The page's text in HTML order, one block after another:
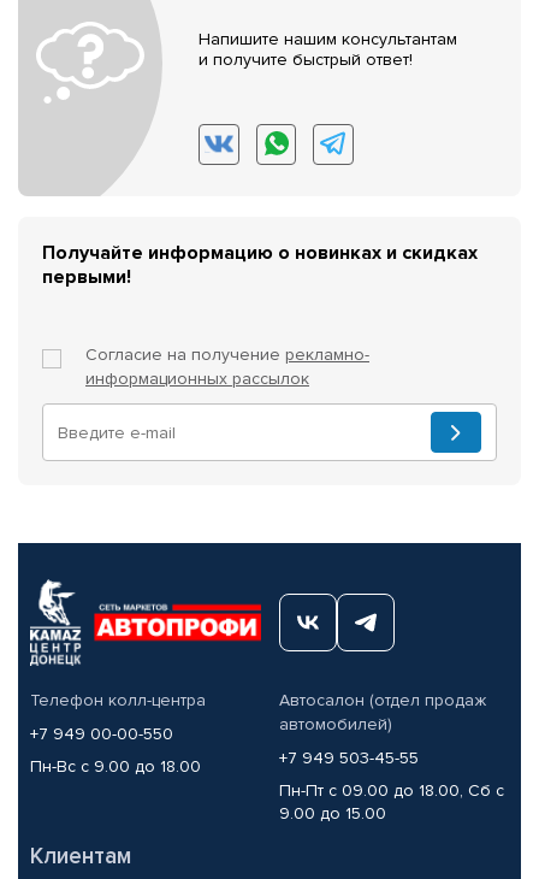
Напишите нашим консультантам
и получите быстрый ответ!
Получайте информацию о новинках и скидках
первыми!
Согласие на получение рекламно-
информационных рассылок
Телефон колл-центра
+7 949 00-00-550
Пн-Вс с 9.00 до 18.00
Автосалон (отдел продаж
автомобилей)
+7 949 503-45-55
Пн-Пт с 09.00 до 18.00, Сб с
9.00 до 15.00
Клиентам